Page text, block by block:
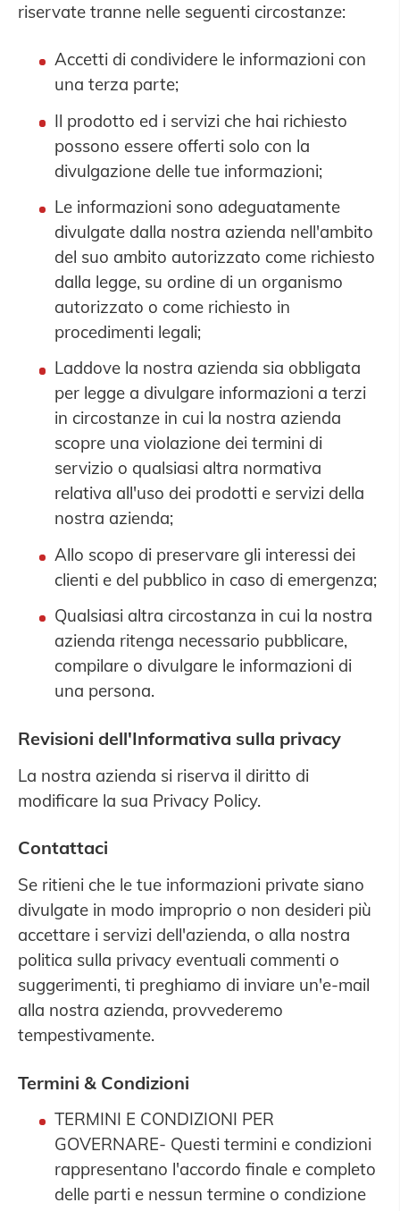
riservate tranne nelle seguenti circostanze:
Accetti di condividere le informazioni con
una terza parte;
Il prodotto ed i servizi che hai richiesto
possono essere offerti solo con la
divulgazione delle tue informazioni;
Le informazioni sono adeguatamente
divulgate dalla nostra azienda nell'ambito
del suo ambito autorizzato come richiesto
dalla legge, su ordine di un organismo
autorizzato o come richiesto in
procedimenti legali;
Laddove la nostra azienda sia obbligata
per legge a divulgare informazioni a terzi
in circostanze in cui la nostra azienda
scopre una violazione dei termini di
servizio o qualsiasi altra normativa
relativa all'uso dei prodotti e servizi della
nostra azienda;
Allo scopo di preservare gli interessi dei
clienti e del pubblico in caso di emergenza;
Qualsiasi altra circostanza in cui la nostra
azienda ritenga necessario pubblicare,
compilare o divulgare le informazioni di
una persona.
Revisioni dell'Informativa sulla privacy
La nostra azienda si riserva il diritto di
modificare la sua Privacy Policy.
Contattaci
Se ritieni che le tue informazioni private siano
divulgate in modo improprio o non desideri più
accettare i servizi dell'azienda, o alla nostra
politica sulla privacy eventuali commenti o
suggerimenti, ti preghiamo di inviare un'e-mail
alla nostra azienda, provvederemo
tempestivamente.
Termini & Condizioni
TERMINI E CONDIZIONI PER
GOVERNARE- Questi termini e condizioni
rappresentano l'accordo finale e completo
delle parti e nessun termine o condizione